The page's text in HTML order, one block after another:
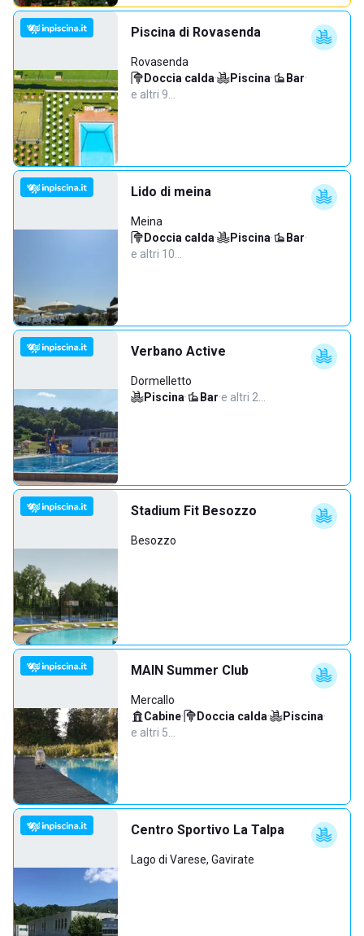
Piscina di Rovasenda
Rovasenda
Doccia calda· Piscina· Bar·
e altri 9…
Lido di meina
Meina
Doccia calda· Piscina· Bar·
e altri 10…
Verbano Active
Dormelletto
Piscina· Bar·e altri 2…
Stadium Fit Besozzo
Besozzo
MAIN Summer Club
Mercallo
Cabine· Doccia calda· Piscina·
e altri 5…
Centro Sportivo La Talpa
Lago di Varese, Gavirate